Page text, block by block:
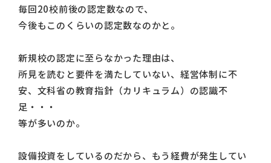
毎回20校前後の認定数なので、
今後もこのくらいの認定数なのかと。
新規校の認定に至らなかった理由は、
所見を読むと要件を満たしていない、経営体制に不
安、文科省の教育指針（カリキュラム）の認識不
足・・・
等が多いのか。
設備投資をしているのだから、もう経費が発生してい